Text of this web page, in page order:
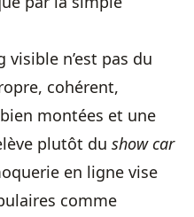
n’est pas du
cohérent,
montées et une
plutôt du show car
en ligne vise
comme